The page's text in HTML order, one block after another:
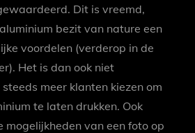
Dit is vreemd,
bezit van nature een
voordelen (verderop in de
Het is dan ook niet
meer klanten kiezen om
te laten drukken. Ook
mogelijkheden van een foto op